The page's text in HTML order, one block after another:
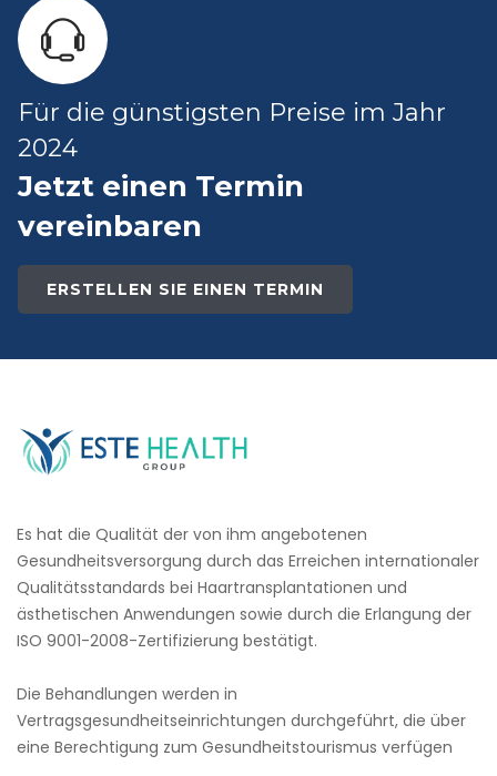
Für die günstigsten Preise im Jahr
2024
Jetzt einen Termin
vereinbaren
ERSTELLEN SIE EINEN TERMIN
Es hat die Qualität der von ihm angebotenen
Gesundheitsversorgung durch das Erreichen internationaler
Qualitätsstandards bei Haartransplantationen und
ästhetischen Anwendungen sowie durch die Erlangung der
ISO 9001-2008-Zertifizierung bestätigt.
Die Behandlungen werden in
Vertragsgesundheitseinrichtungen durchgeführt, die über
eine Berechtigung zum Gesundheitstourismus verfügen